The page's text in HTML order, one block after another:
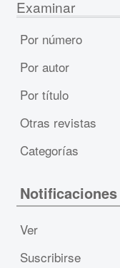
Examinar
Por número
Por autor
Por título
Otras revistas
Categorías
Notificaciones
Ver
Suscribirse